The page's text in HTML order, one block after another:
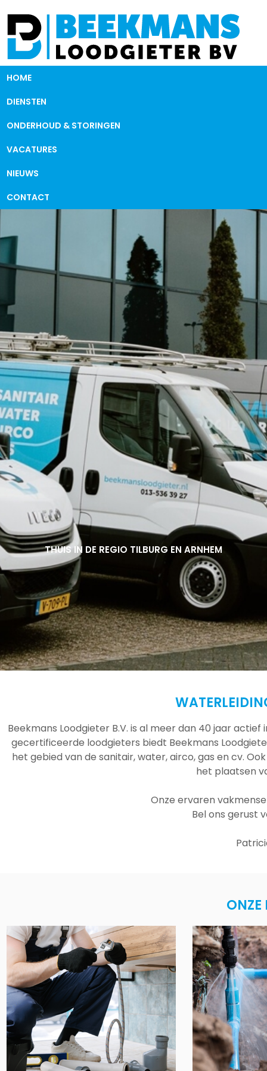
HOME
DIENSTEN
ONDERHOUD & STORINGEN
VACATURES
NIEUWS
CONTACT
THUIS IN DE REGIO TILBURG EN ARNHEM
THUIS IN DE REGIO TILBURG EN ARNHEM
THUIS IN DE REGIO TILBURG EN ARNHEM
Beekmans Loodgieter B.V. is al meer dan 40 jaar
gecertificeerde loodgieters biedt Beekmans
het gebied van de sanitair, water, airco, gas en cv.
het plaatsen
Onze ervaren
Bel ons gerust
ONZE